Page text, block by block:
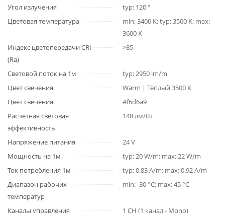
Угол излучения
typ: 120 °
Цветовая температура
min: 3400 K; typ: 3500 K; max:
3600 K
Индекс цветопередачи CRI
(Ra)
>85
Световой поток на 1м
typ: 2950 lm/m
Цвет свечения
Warm | Тёплый 3500 K
Цвет свечения
#f6d6a9
Расчетная световая
эффективность
148 лм/Вт
Напряжение питания
24 V
Мощность на 1м
typ: 20 W/m; max: 22 W/m
Ток потребления 1м
typ: 0.83 A/m; max: 0.92 A/m
Диапазон рабочих
температур
min: -30 °C; max: 45 °C
Каналы управления
1 CH (1 канал - Mono)